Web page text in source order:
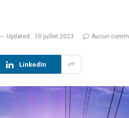
Updated: 10 juillet 2023 Aucun
LinkedIn